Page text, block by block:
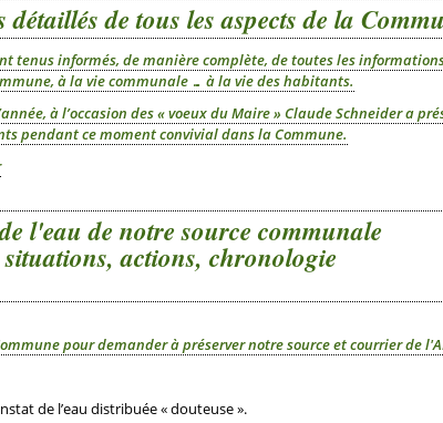
détaillés de tous les aspects de la
tenus informés, de manière complète, de toutes les
à la vie communale … à la vie des habitants.
à l’occasion des « voeux du Maire » Claude Schneider a
pendant ce moment convivial dans la Commune.
l'eau de notre source communale
situations, actions, chronologie
pour demander à préserver notre source et courrier de
de l’eau distribuée « douteuse ».